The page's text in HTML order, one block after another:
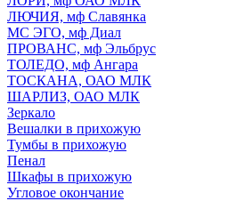
ЛЮЧИЯ, мф Славянка
МС ЭГО, мф Диал
ПРОВАНС, мф Эльбрус
ТОЛЕДО, мф Ангара
ТОСКАНА, ОАО МЛК
ШАРЛИЗ, ОАО МЛК
Зеркало
Вешалки в прихожую
Тумбы в прихожую
Пенал
Шкафы в прихожую
Угловое окончание